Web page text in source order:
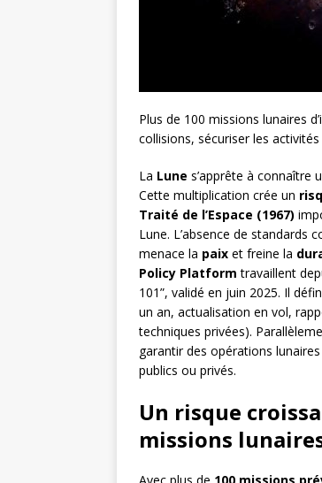
Plus de 100 missions lunaires
collisions, sécuriser les
La Lune s’apprête à connaître
Cette multiplication crée un
Traité de l’Espace (1967)
Lune. L’absence de
menace la paix et freine la
Policy Platform travaillent
101”, validé en juin 2025. Il
un an, actualisation en vol,
techniques privées).
garantir des opérations
publics ou privés.
Un risque
missions